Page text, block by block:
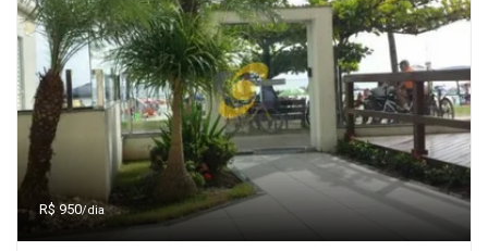
R$ 950/dia